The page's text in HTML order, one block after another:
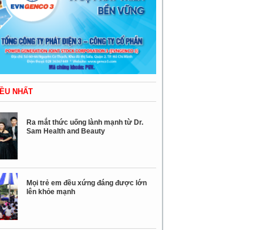
NHẤT
Ra mắt thức uống lành mạnh từ Dr.
Sam Health and Beauty
Mọi trẻ em đều xứng đáng được lớn
lên khỏe mạnh